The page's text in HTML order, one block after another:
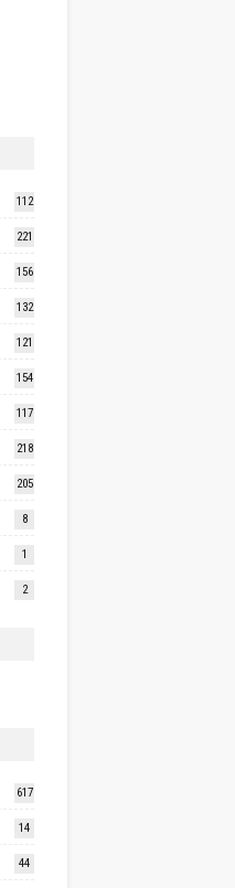
112
221
156
132
121
154
117
218
205
8
1
2
617
14
44